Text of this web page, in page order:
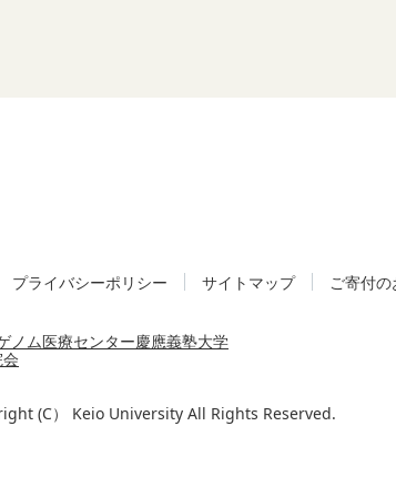
プライバシーポリシー サイトマップ ご寄付
ノム医療センター慶應義塾大学
(C） Keio University All Rights Reserved.